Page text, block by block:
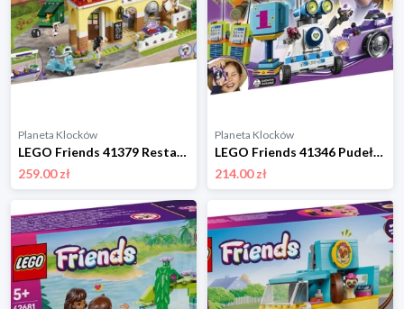
Planeta Klocków
LEGO Friends 41379 Restauracja w Heartlake Lego
259.00 zł
Planeta Klocków
LEGO Friends 41346 Pudełko przyjaźni Lego
214.00 zł